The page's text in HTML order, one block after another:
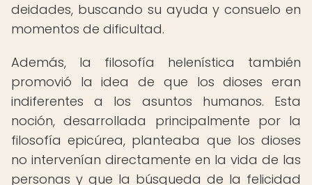
deidades, buscando su ayuda y consuelo en
momentos de dificultad.
Además, la filosofía helenística también
promovió la idea de que los dioses eran
indiferentes a los asuntos humanos. Esta
noción, desarrollada principalmente por la
filosofía epicúrea, planteaba que los dioses
no intervenían directamente en la vida de las
personas y que la búsqueda de la felicidad